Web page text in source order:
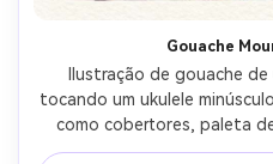
Gouache
Ilustração de gouache
tocando um ukulele
como cobertores, paleta
suaves, iluminação